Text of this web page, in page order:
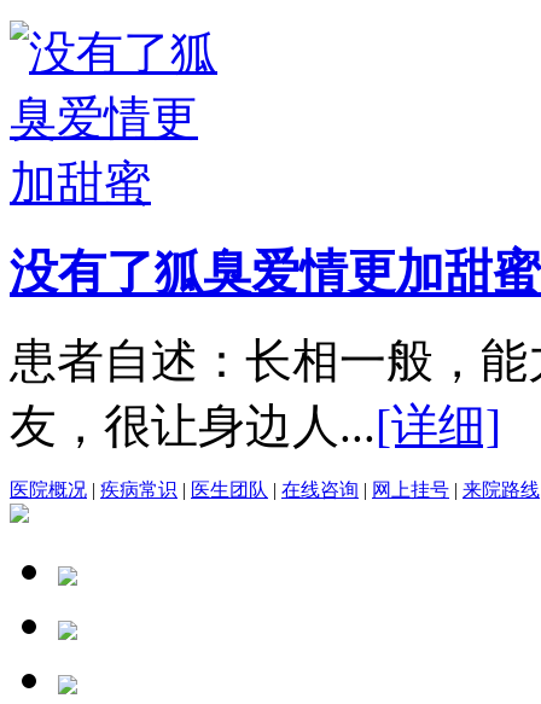
没有了狐臭爱情更加甜蜜
患者自述：长相一般，
友，很让身边人...[详细]
医院概况 | 疾病常识 | 医生团队 | 在线咨询 | 网上挂号 | 来院路线